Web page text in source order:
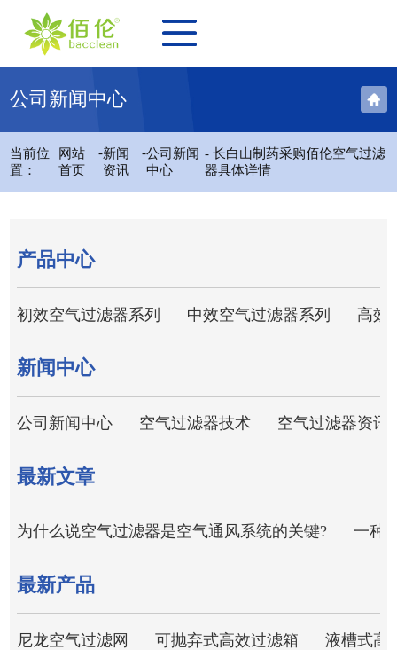
公司新闻中心
当前位
置：
网站
首页
-新闻
资讯
-公司新闻
中心
- 长白山制药采购佰伦空气过滤
器具体详情
产品中心
初效空气过滤器系列 中效空气过滤器系列 高效
新闻中心
公司新闻中心 空气过滤器技术 空气过滤器资讯
最新文章
为什么说空气过滤器是空气通风系统的关键? 一种
最新产品
尼龙空气过滤网 可抛弃式高效过滤箱 液槽式高